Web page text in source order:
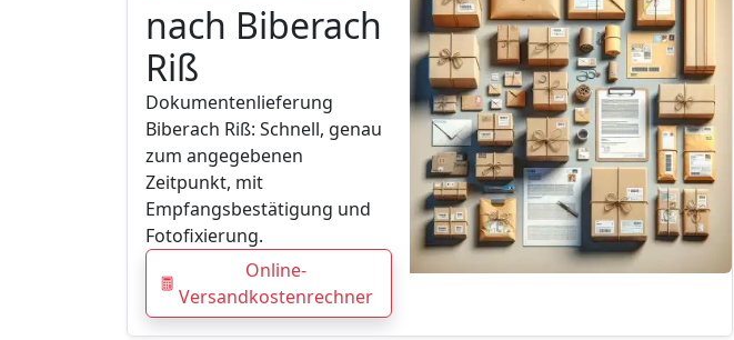
nach Biberach
Riß
Dokumentenlieferung
Biberach Riß: Schnell, genau
zum angegebenen
Zeitpunkt, mit
Empfangsbestätigung und
Fotofixierung.
Online-
Versandkostenrechner